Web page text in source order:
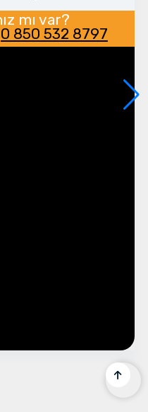
mı var?
0 850 532 8797